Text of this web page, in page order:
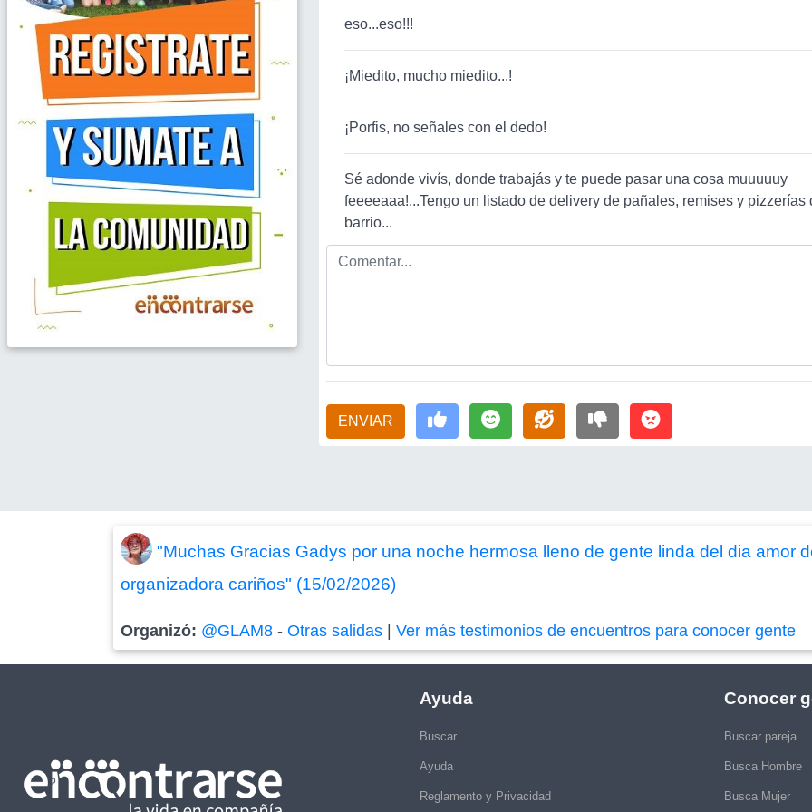
eso...eso!!!
¡Miedito, mucho miedito...!
¡Porfis, no señales con el dedo!
Sé adonde vivís, donde trabajás y te puede pasar una cosa muuuuuy
feeeeaaa!...Tengo un listado de delivery de pañales, remises y pizzerías
barrio...
ENVIAR
"Muchas Gracias Gadys por una noche hermosa lleno de gente linda del dia amor
organizadora cariños" (15/02/2026)
Organizó: @GLAM8 -Otras salidas |Ver más testimonios de encuentros para conocer gente
Ayuda
Buscar
Ayuda
Reglamento y Privacidad
Conocer
Buscar pareja
Busca Hombre
Busca Mujer